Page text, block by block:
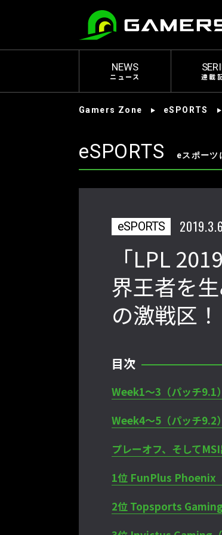
NEWS
ニュース 連載
Gamers Zone eSPORTS
eSPORTS eスポーツ
eSPORTS 2019.3.6
「LPL
界王者を
の激戦区！
目次
Week1～3（パッチ9.1
Week4～5（パッチ9.2
プレーオフ、そして
1位 FunPlus Phoenix
2位 Topsports Gaming
2022年最後の懺悔！ 「ス
ァイターリーグ 2022」最
ロ格闘ゲーマーのゲンバか
回】
格ゲーおじさんに告ぐ！
「若さ」だけじゃないか
す！【ストーム久保のプロ
ーのゲンバから！ 第50回